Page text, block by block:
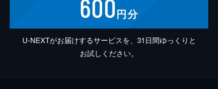
600円分
U-NEXTがお届けするサービスを、31日間ゆっくりと
お試しください。